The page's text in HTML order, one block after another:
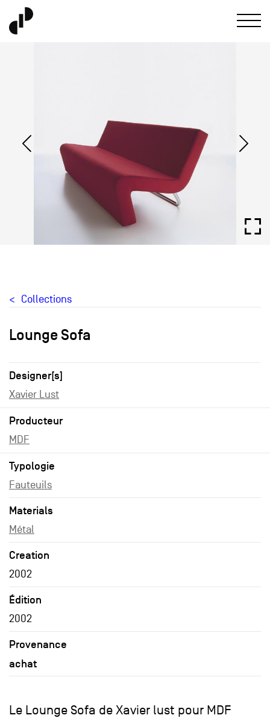
Collections
Lounge Sofa
Designer[s]
Xavier Lust
Producteur
MDF
Typologie
Fauteuils
Materials
Métal
Creation
2002
Édition
2002
Provenance
achat
Le Lounge Sofa de Xavier lust pour MDF